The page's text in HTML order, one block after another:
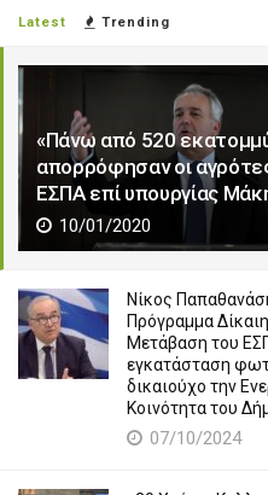
Latest Trending
«Πάνω από 520
απορρόφησαν οι
ΕΣΠΑ επί υπουργίας
10/01/2020
Νίκος
Πρόγραμμα
Μετάβαση του
εγκατάσταση
δικαιούχο την
Κοινότητα του
07/10/2024